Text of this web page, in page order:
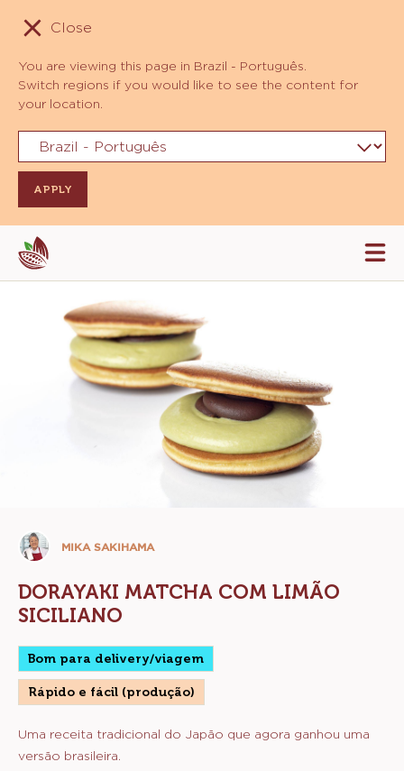
Close
You are viewing this page in Brazil - Português.
Switch regions if you would like to see the content for
your location.
Skip
to
content
Mika
Sakihama
MIKA SAKIHAMA
DORAYAKI MATCHA COM LIMÃO
SICILIANO
Bom para delivery/viagem
Rápido e fácil (produção)
Uma receita tradicional do Japão que agora ganhou uma
versão brasileira.